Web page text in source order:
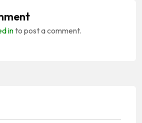
into post a comment.